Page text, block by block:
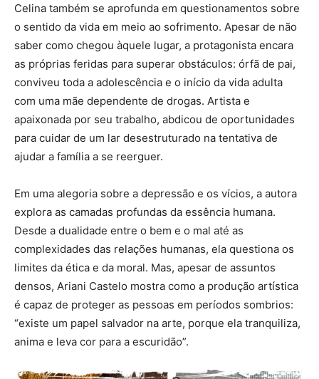
Celina também se aprofunda em questionamentos sobre
o sentido da vida em meio ao sofrimento. Apesar de não
saber como chegou àquele lugar, a protagonista encara
as próprias feridas para superar obstáculos: órfã de pai,
conviveu toda a adolescência e o início da vida adulta
com uma mãe dependente de drogas. Artista e
apaixonada por seu trabalho, abdicou de oportunidades
para cuidar de um lar desestruturado na tentativa de
ajudar a família a se reerguer.
Em uma alegoria sobre a depressão e os vícios, a autora
explora as camadas profundas da essência humana.
Desde a dualidade entre o bem e o mal até as
complexidades das relações humanas, ela questiona os
limites da ética e da moral. Mas, apesar de assuntos
densos, Ariani Castelo mostra como a produção artística
é capaz de proteger as pessoas em períodos sombrios:
“existe um papel salvador na arte, porque ela tranquiliza,
anima e leva cor para a escuridão”.